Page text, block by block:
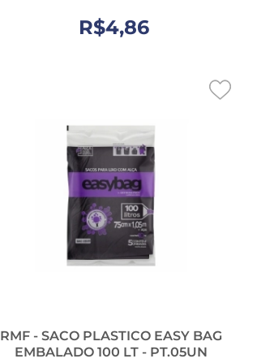
R$4,86
RMF - SACO PLASTICO EASY BAG
EMBALADO 100 LT - PT.05UN